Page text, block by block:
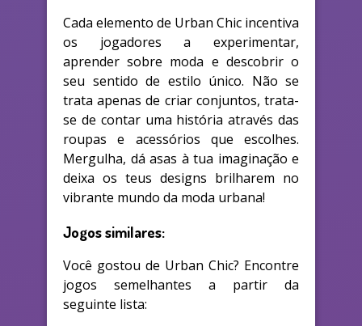
Cada elemento de Urban Chic incentiva
os jogadores a experimentar,
aprender sobre moda e descobrir o
seu sentido de estilo único. Não se
trata apenas de criar conjuntos, trata-
se de contar uma história através das
roupas e acessórios que escolhes.
Mergulha, dá asas à tua imaginação e
deixa os teus designs brilharem no
vibrante mundo da moda urbana!
Jogos similares:
Você gostou de Urban Chic? Encontre
jogos semelhantes a partir da
seguinte lista: